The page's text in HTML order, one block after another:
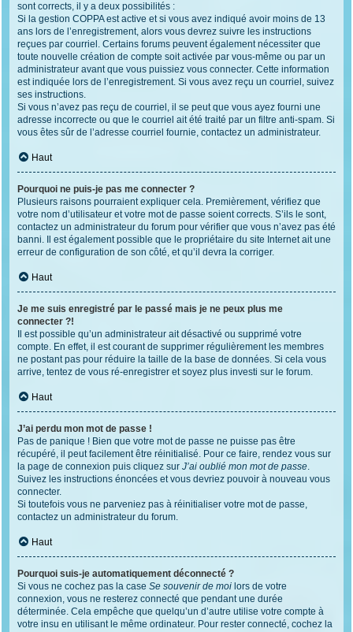
sont corrects, il y a deux possibilités :
Si la gestion COPPA est active et si vous avez indiqué avoir moins de 13
ans lors de l’enregistrement, alors vous devrez suivre les instructions
reçues par courriel. Certains forums peuvent également nécessiter que
toute nouvelle création de compte soit activée par vous-même ou par un
administrateur avant que vous puissiez vous connecter. Cette information
est indiquée lors de l’enregistrement. Si vous avez reçu un courriel, suivez
ses instructions.
Si vous n’avez pas reçu de courriel, il se peut que vous ayez fourni une
adresse incorrecte ou que le courriel ait été traité par un filtre anti-spam. Si
vous êtes sûr de l’adresse courriel fournie, contactez un administrateur.
Haut
Pourquoi ne puis-je pas me connecter ?
Plusieurs raisons pourraient expliquer cela. Premièrement, vérifiez que
votre nom d’utilisateur et votre mot de passe soient corrects. S’ils le sont,
contactez un administrateur du forum pour vérifier que vous n’avez pas été
banni. Il est également possible que le propriétaire du site Internet ait une
erreur de configuration de son côté, et qu’il devra la corriger.
Haut
Je me suis enregistré par le passé mais je ne peux plus me
connecter ?!
Il est possible qu’un administrateur ait désactivé ou supprimé votre
compte. En effet, il est courant de supprimer régulièrement les membres
ne postant pas pour réduire la taille de la base de données. Si cela vous
arrive, tentez de vous ré-enregistrer et soyez plus investi sur le forum.
Haut
J’ai perdu mon mot de passe !
Pas de panique ! Bien que votre mot de passe ne puisse pas être
récupéré, il peut facilement être réinitialisé. Pour ce faire, rendez vous sur
la page de connexion puis cliquez sur J’ai oublié mon mot de passe.
Suivez les instructions énoncées et vous devriez pouvoir à nouveau vous
connecter.
Si toutefois vous ne parveniez pas à réinitialiser votre mot de passe,
contactez un administrateur du forum.
Haut
Pourquoi suis-je automatiquement déconnecté ?
Si vous ne cochez pas la case Se souvenir de moi lors de votre
connexion, vous ne resterez connecté que pendant une durée
déterminée. Cela empêche que quelqu’un d’autre utilise votre compte à
votre insu en utilisant le même ordinateur. Pour rester connecté, cochez la